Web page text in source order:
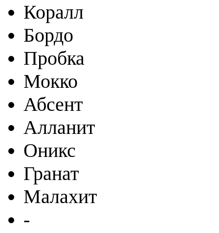
Коралл
Бордо
Пробка
Мокко
Абсент
Алланит
Оникс
Гранат
Малахит
-